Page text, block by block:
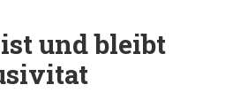
und bleibt